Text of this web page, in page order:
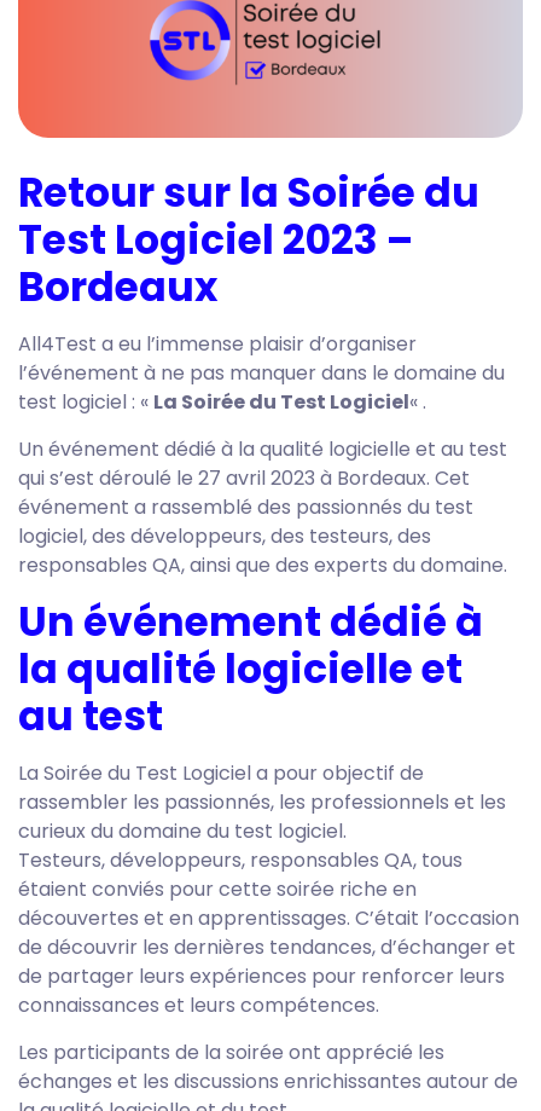
Retour sur la Soirée du
Test Logiciel 2023 –
Bordeaux
All4Test a eu l’immense plaisir d’organiser
l’événement à ne pas manquer dans le domaine du
test logiciel : « La Soirée du Test Logiciel« .
Un événement dédié à la qualité logicielle et au test
qui s’est déroulé le 27 avril 2023 à Bordeaux. Cet
événement a rassemblé des passionnés du test
logiciel, des développeurs, des testeurs, des
responsables QA, ainsi que des experts du domaine.
Un événement dédié à
la qualité logicielle et
au test
La Soirée du Test Logiciel a pour objectif de
rassembler les passionnés, les professionnels et les
curieux du domaine du test logiciel.
Testeurs, développeurs, responsables QA, tous
étaient conviés pour cette soirée riche en
découvertes et en apprentissages. C’était l’occasion
de découvrir les dernières tendances, d’échanger et
de partager leurs expériences pour renforcer leurs
connaissances et leurs compétences.
Les participants de la soirée ont apprécié les
échanges et les discussions enrichissantes autour de